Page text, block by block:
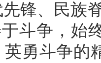
锋、民族
斗争，始
勇斗争的